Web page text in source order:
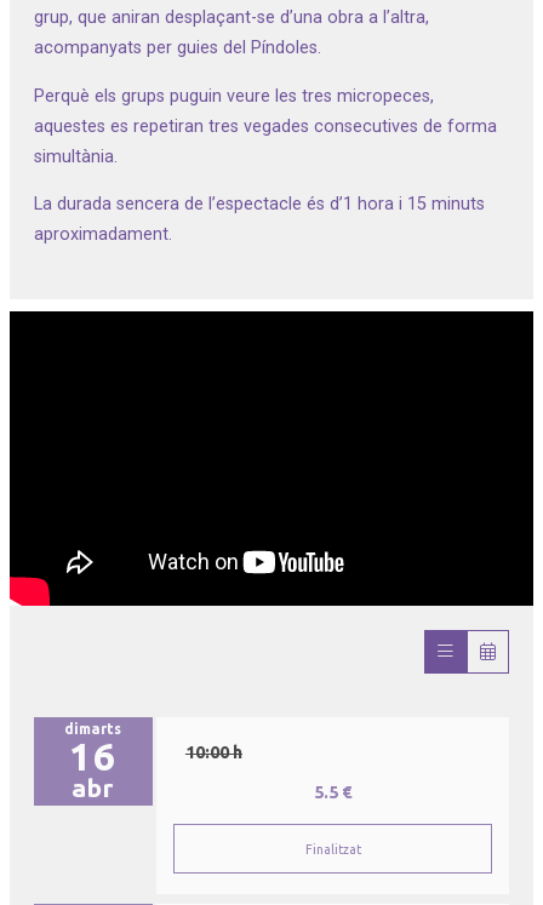
grup, que aniran desplaçant-se d’una obra a l’altra,
acompanyats per guies del Píndoles.
Perquè els grups puguin veure les tres micropeces,
aquestes es repetiran tres vegades consecutives de forma
simultània.
La durada sencera de l’espectacle és d’1 hora i 15 minuts
aproximadament.
dimarts
16
abr
10:00 h
5.5 €
Finalitzat